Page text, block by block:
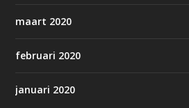
maart 2020
februari 2020
januari 2020